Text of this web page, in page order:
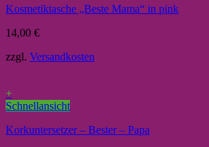
Kosmetiktasche „Beste Mama“ in pink
14,00 €
zzgl. Versandkosten
+
Schnellansicht
Korkuntersetzer – Bester – Papa